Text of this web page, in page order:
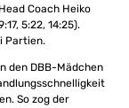
Coach Heiko
5:22, 14:25).
Partien.
den DBB-Mädchen
So zog der